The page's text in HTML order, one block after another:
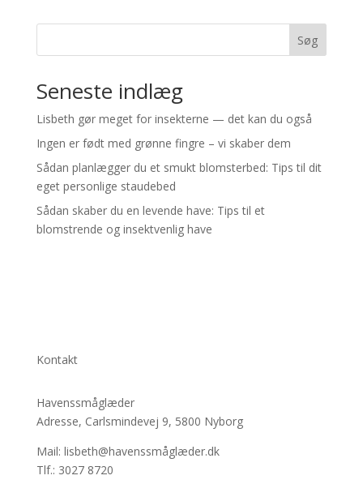
Søg
Seneste indlæg
Lisbeth gør meget for insekterne — det kan du også
Ingen er født med grønne fingre – vi skaber dem
Sådan planlægger du et smukt blomsterbed: Tips til dit
eget personlige staudebed
Sådan skaber du en levende have: Tips til et
blomstrende og insektvenlig have
Kontakt
Havenssmåglæder
Adresse, Carlsmindevej 9, 5800 Nyborg
Mail: lisbeth@havenssmåglæder.dk
Tlf.: 3027 8720